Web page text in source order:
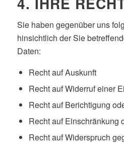
Sie haben gegenüber uns
hinsichtlich der Sie
Daten:
Recht auf Auskunft
Recht auf Widerruf einer
Recht auf Berichtigung
Recht auf Einschränkung
Recht auf Widerspruch